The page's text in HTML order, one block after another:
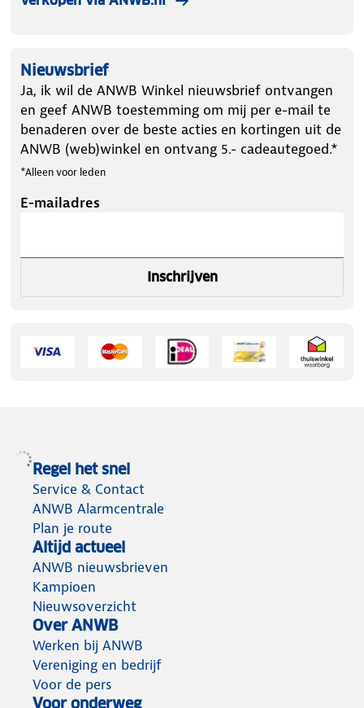
Nieuwsbrief
Ja, ik wil de ANWB Winkel nieuwsbrief ontvangen
en geef ANWB toestemming om mij per e-mail te
benaderen over de beste acties en kortingen uit de
ANWB (web)winkel en ontvang 5.- cadeautegoed.*
*Alleen voor leden
E-mailadres
Inschrijven
Regel het snel
Service & Contact
ANWB Alarmcentrale
Plan je route
Altijd actueel
ANWB nieuwsbrieven
Kampioen
Nieuwsoverzicht
Over ANWB
Werken bij ANWB
Vereniging en bedrijf
Voor de pers
Voor onderweg